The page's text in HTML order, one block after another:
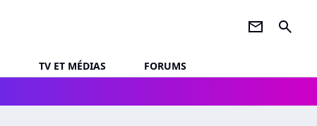
newsletter search
TV ET MÉDIAS
FORUMS